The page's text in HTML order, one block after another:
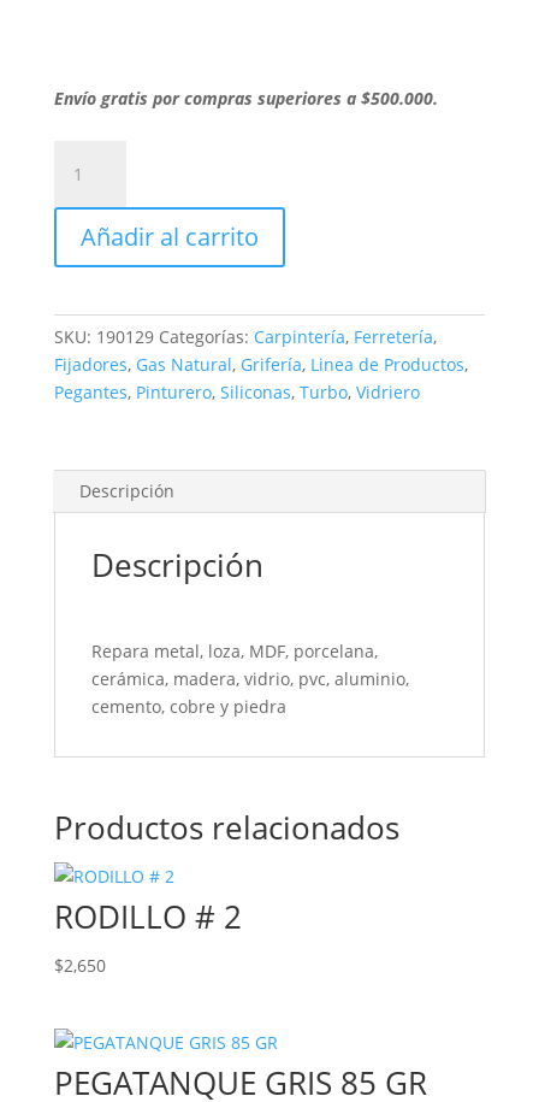
Envío gratis por compras superiores a $500.000.
NEGRO
85
cantidad
Añadir al carrito
SKU: 190129 Categorías: Carpintería, Ferretería,
Fijadores, Gas Natural, Grifería, Linea de Productos,
Pegantes, Pinturero, Siliconas, Turbo, Vidriero
Descripción
Descripción
Repara metal, loza, MDF, porcelana,
cerámica, madera, vidrio, pvc, aluminio,
cemento, cobre y piedra
Productos relacionados
RODILLO # 2
$2,650
PEGATANQUE GRIS 85 GR